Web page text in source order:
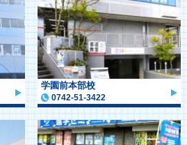
学園前本部校
0742-51-3422